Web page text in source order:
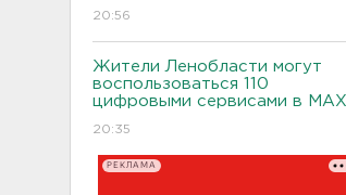
20:56
Жители Ленобласти могут
воспользоваться 110
цифровыми сервисами в МАХ
20:35
РЕКЛАМА